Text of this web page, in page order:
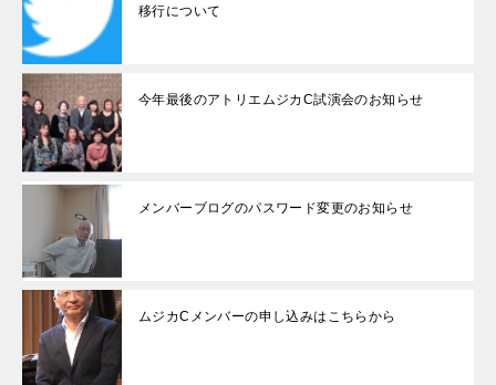
移行について
今年最後のアトリエムジカC試演会のお知らせ
メンバーブログのパスワード変更のお知らせ
ムジカCメンバーの申し込みはこちらから